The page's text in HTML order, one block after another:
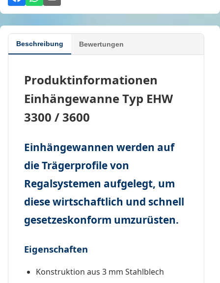
Beschreibung Bewertungen
Produktinformationen
Einhängewanne Typ EHW
3300 / 3600
Einhängewannen werden auf
die Trägerprofile von
Regalsystemen aufgelegt, um
diese wirtschaftlich und schnell
gesetzeskonform umzurüsten.
Eigenschaften
Konstruktion aus 3 mm Stahlblech